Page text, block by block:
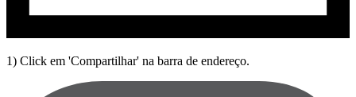
1) Click em 'Compartilhar' na barra de endereço.